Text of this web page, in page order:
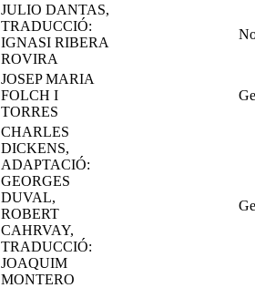
JULIO DANTAS,
TRADUCCIÓ:
IGNASI RIBERA
ROVIRA
JOSEP MARIA
FOLCH I
TORRES
CHARLES
DICKENS,
ADAPTACIÓ:
GEORGES
DUVAL,
ROBERT
CAHRVAY,
TRADUCCIÓ:
JOAQUIM
MONTERO